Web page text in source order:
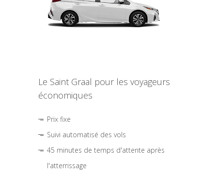
Le Saint Graal pour les voyageurs
économiques
Prix fixe
Suivi automatisé des vols
45 minutes de temps d'attente après
l'atterrissage